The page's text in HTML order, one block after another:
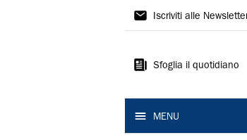
La
Ferrara
Iscriviti alle
Sfoglia il quotidiano
MENU